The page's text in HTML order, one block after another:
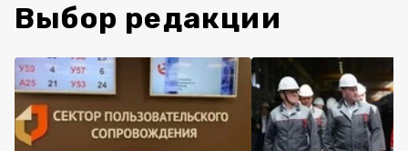
Выбор редакции